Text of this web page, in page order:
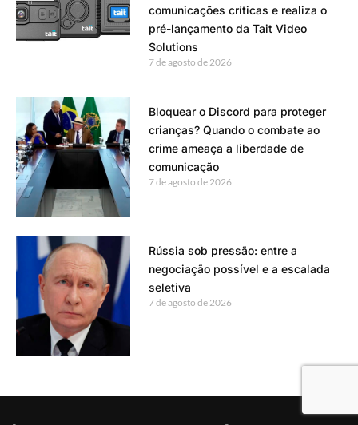
comunicações críticas e realiza o
pré-lançamento da Tait Video
Solutions
7 de agosto de 2026
Bloquear o Discord para proteger
crianças? Quando o combate ao
crime ameaça a liberdade de
comunicação
7 de agosto de 2026
Rússia sob pressão: entre a
negociação possível e a escalada
seletiva
7 de agosto de 2026